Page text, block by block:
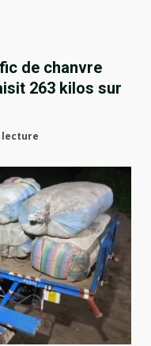
de chanvre
263 kilos sur
lecture